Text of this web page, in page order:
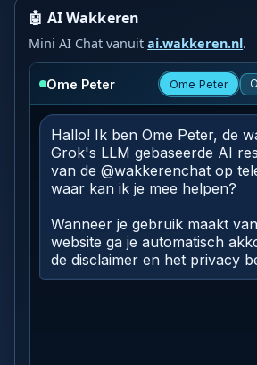
🤖 AI Wakkeren
Mini AI Chat vanuitai.wakkeren.nl.